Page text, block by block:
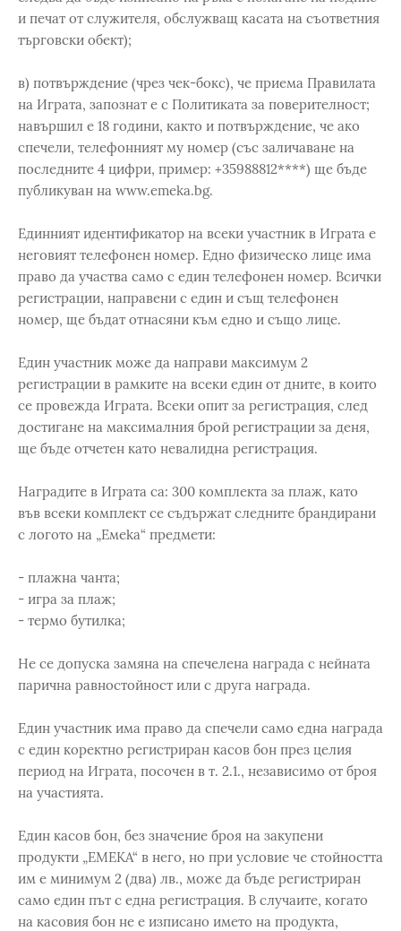
и печат от служителя, обслужващ касата на съответния
търговски обект);
в) потвърждение (чрез чек-бокс), че приема Правилата
на Играта, запознат е с Политиката за поверителност;
навършил е 18 години, както и потвърждение, че ако
спечели, телефонният му номер (със заличаване на
последните 4 цифри, пример: +35988812****) ще бъдe
публикуван на www.emeka.bg.
Единният идентификатор на всеки участник в Играта е
неговият телефонен номер. Едно физическо лице има
право да участва само с един телефонен номер. Всички
регистрации, направени с един и същ телефонен
номер, ще бъдат отнасяни към едно и също лице.
Един участник може да направи максимум 2
регистрации в рамките на всеки един от дните, в които
се провежда Играта. Всеки опит за регистрация, след
достигане на максималния брой регистрации за деня,
ще бъде отчетен като невалидна регистрация.
Наградите в Играта са: 300 комплекта за плаж, като
във всеки комплект се съдържат следните брандирани
с логото на „Емeka“ предмети:
- плажна чанта;
- игра за плаж;
- термо бутилка;
Не се допуска замяна на спечелена награда с нейната
парична равностойност или с друга награда.
Един участник има право да спечели само една награда
с един коректно регистриран касов бон през целия
период на Играта, посочен в т. 2.1., независимо от броя
на участията.
Един касов бон, без значение броя на закупени
продукти „EMEKA“ в него, но при условие че стойността
им е минимум 2 (два) лв., може да бъде регистриран
само един път с една регистрация. В случаите, когато
на касовия бон не е изписано името на продукта,